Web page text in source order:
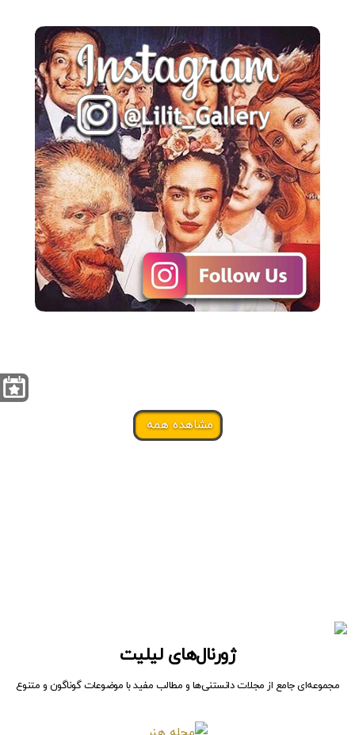
مشاهده همه
ژورنال‌های لیلیت
مجموعه‌ای جامع از مجلات دانستنی‌ها و مطالب مفید با موضوعات گوناگون و متنوع